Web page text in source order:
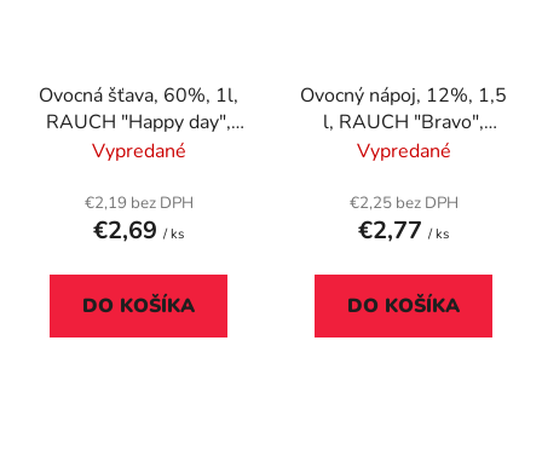
Ovocná šťava, 60%, 1l,
RAUCH "Happy day",
Immun Active
Vypredané
€2,19 bez DPH
€2,69 / ks
DO KOŠÍKA
Ovocný nápoj, 12%, 1,5
l, RAUCH "Bravo",
jablko
Vypredané
€2,25 bez DPH
€2,77 / ks
DO KOŠÍKA